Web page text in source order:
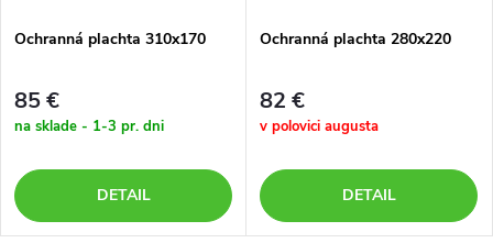
Ochranná plachta 310x170
85 €
na sklade - 1-3 pr. dni
DETAIL
Ochranná plachta 280x220
82 €
v polovici augusta
DETAIL